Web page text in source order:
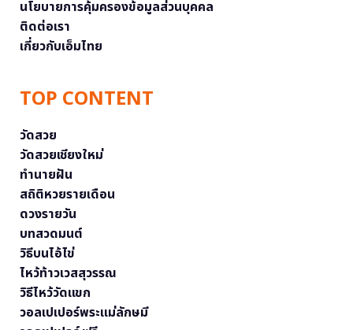
นโยบายการคุ้มครองข้อมูลส่วนบุคคล
ติดต่อเรา
เกี่ยวกับเอ็มไทย
TOP CONTENT
วัดสวย
วัดสวยเชียงใหม่
ทำนายฝัน
สถิติหวยรายเดือน
ดวงรายวัน
บทสวดมนต์
วิธีบนไอ้ไข่
ไหว้ท้าวเวสสุวรรณ
วิธีไหว้วัดแขก
วอลเปเปอร์พระแม่ลักษมี